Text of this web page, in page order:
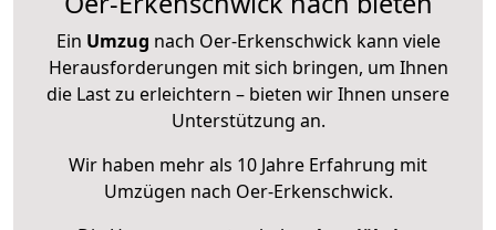
Ein Umzug nach Oer-Erkenschwick kann viele
Herausforderungen mit sich bringen, um Ihnen
die Last zu erleichtern – bieten wir Ihnen unsere
Unterstützung an.
Wir haben mehr als 10 Jahre Erfahrung mit
Umzügen nach Oer-Erkenschwick.